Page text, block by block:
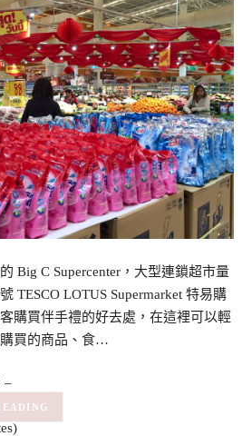
Big C Supercenter，大型連鎖超市量
TESCO LOTUS Supermarket 特易購
購買伴手禮的好去處，在這裡可以輕
買的商品、食…
–